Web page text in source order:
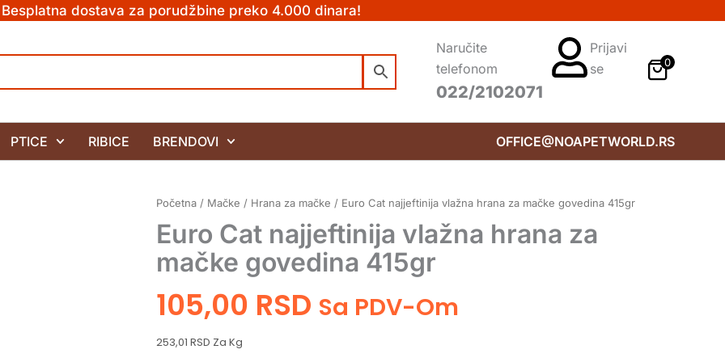
Besplatna dostava za porudžbine preko 4.000 dinara!
Naručite
telefonom
022/2102071
Prijavi
se
0
PTICE RIBICE BRENDOVI OFFICE@NOAPETWORLD.RS
Početna / Mačke / Hrana za mačke / Euro Cat najjeftinija vlažna hrana za mačke govedina 415gr
Euro Cat najjeftinija vlažna hrana za
mačke govedina 415gr
105,00 RSD Sa PDV-Om
253,01 RSD Za Kg